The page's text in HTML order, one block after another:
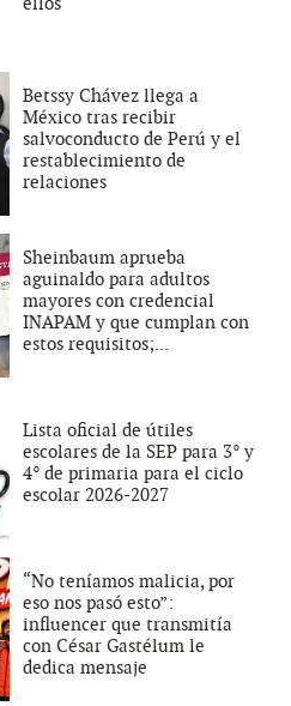
Betssy Chávez llega a
México tras recibir
salvoconducto de Perú y el
restablecimiento de
relaciones
Sheinbaum aprueba
aguinaldo para adultos
mayores con credencial
INAPAM y que cumplan con
estos requisitos;...
Lista oficial de útiles
escolares de la SEP para 3° y
4° de primaria para el ciclo
escolar 2026-2027
“No teníamos malicia, por
eso nos pasó esto”:
influencer que transmitía
con César Gastélum le
dedica mensaje